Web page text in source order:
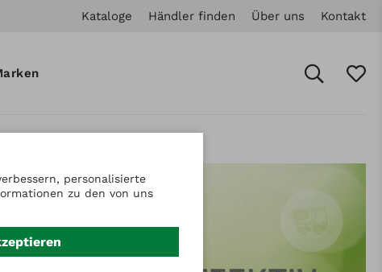
Kataloge Händler finden Über uns Kontakt
personalisierte
zu den von uns